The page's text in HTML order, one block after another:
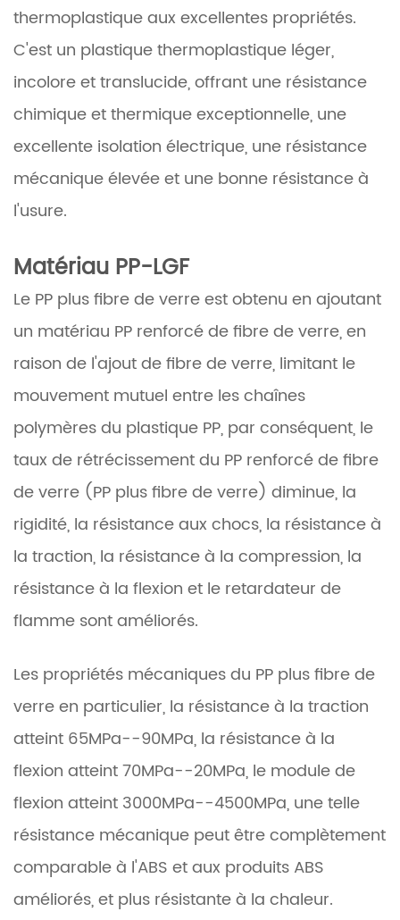
thermoplastique aux excellentes propriétés.
C'est un plastique thermoplastique léger,
incolore et translucide, offrant une résistance
chimique et thermique exceptionnelle, une
excellente isolation électrique, une résistance
mécanique élevée et une bonne résistance à
l'usure.
Matériau PP-LGF
Le PP plus fibre de verre est obtenu en ajoutant
un matériau PP renforcé de fibre de verre, en
raison de l'ajout de fibre de verre, limitant le
mouvement mutuel entre les chaînes
polymères du plastique PP, par conséquent, le
taux de rétrécissement du PP renforcé de fibre
de verre (PP plus fibre de verre) diminue, la
rigidité, la résistance aux chocs, la résistance à
la traction, la résistance à la compression, la
résistance à la flexion et le retardateur de
flamme sont améliorés.
Les propriétés mécaniques du PP plus fibre de
verre en particulier, la résistance à la traction
atteint 65MPa--90MPa, la résistance à la
flexion atteint 70MPa--20MPa, le module de
flexion atteint 3000MPa--4500MPa, une telle
résistance mécanique peut être complètement
comparable à l'ABS et aux produits ABS
améliorés, et plus résistante à la chaleur.